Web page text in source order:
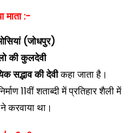
माता :-
(जोधपुर)
की कुलदेवी
सद्भाव की देवीकहा जाता है।
11वीं शताब्दी में प्रतिहार शैली में
करवाया था।